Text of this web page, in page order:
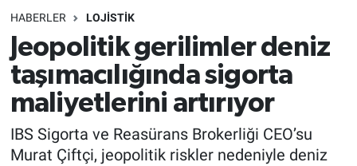
HABERLER LOJİSTİK
Jeopolitik gerilimler deniz
taşımacılığında sigorta
maliyetlerini artırıyor
IBS Sigorta ve Reasürans Brokerliği CEO’su
Murat Çiftçi, jeopolitik riskler nedeniyle deniz